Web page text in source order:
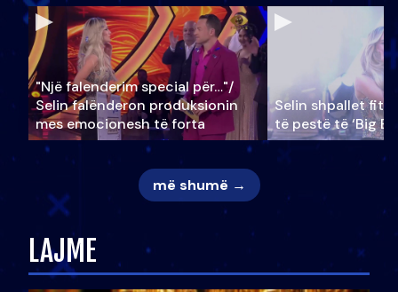
"Një falenderim special për…"/
Selin falënderon produksionin
mes emocionesh të forta
Selin shpallet
të pestë të ‘Big
më shumë →
LAJME